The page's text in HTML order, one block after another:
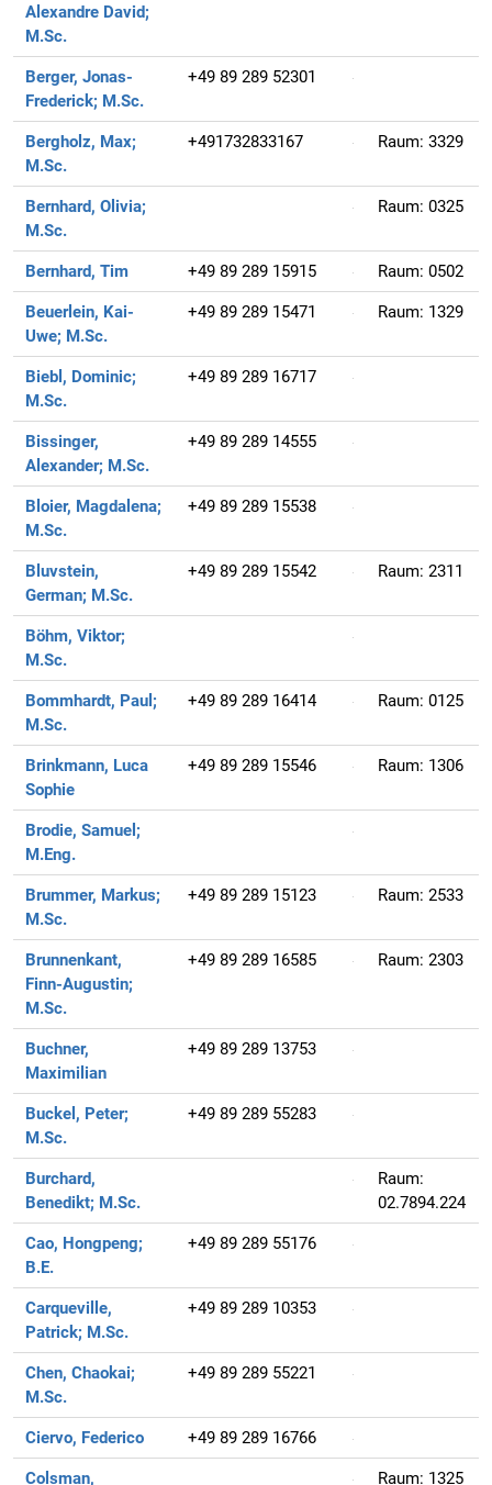
Alexandre David;
M.Sc.
Berger, Jonas-
Frederick; M.Sc.
+49 89 289 52301
Bergholz, Max;
M.Sc.
+491732833167 Raum: 3329
Bernhard, Olivia;
M.Sc.
Raum: 0325
Bernhard, Tim +49 89 289 15915 Raum: 0502
Beuerlein, Kai-
Uwe; M.Sc.
+49 89 289 15471 Raum: 1329
Biebl, Dominic;
M.Sc.
+49 89 289 16717
Bissinger,
Alexander; M.Sc.
+49 89 289 14555
Bloier, Magdalena;
M.Sc.
+49 89 289 15538
Bluvstein,
German; M.Sc.
+49 89 289 15542 Raum: 2311
Böhm, Viktor;
M.Sc.
Bommhardt, Paul;
M.Sc.
+49 89 289 16414 Raum: 0125
Brinkmann, Luca
Sophie
+49 89 289 15546 Raum: 1306
Brodie, Samuel;
M.Eng.
Brummer, Markus;
M.Sc.
+49 89 289 15123 Raum: 2533
Brunnenkant,
Finn-Augustin;
M.Sc.
+49 89 289 16585 Raum: 2303
Buchner,
Maximilian
+49 89 289 13753
Buckel, Peter;
M.Sc.
+49 89 289 55283
Burchard,
Benedikt; M.Sc.
Raum:
02.7894.224
Cao, Hongpeng;
B.E.
+49 89 289 55176
Carqueville,
Patrick; M.Sc.
+49 89 289 10353
Chen, Chaokai;
M.Sc.
+49 89 289 55221
Ciervo, Federico +49 89 289 16766
Colsman, Raum: 1325